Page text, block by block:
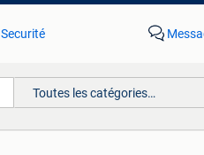
Securité
Toutes les catégories…